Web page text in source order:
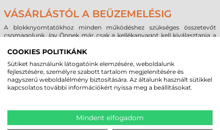
VÁSÁRLÁSTÓL A BEÜZEMELÉSIG
A blokknyomtatókhoz minden működéshez szükséges összetevőt
csomagolunk, így Önnek már csak a kellékanyagot kell kiválasztania a
is segítséget nyújtanak ügyfélszolgálatunkon keresztül.
MEGBÍZHAT BENNÜNK! ISMERJE MEG
VÁSÁRLÓINK VÉLEMÉNYÉT
KÖVESSE BE YOUTUBE CSATORNÁNKAT!
COOKIES POLITIKÁNK
Sütiket használunk látogatóink elemzésére, weboldalunk
fejlesztésére, személyre szabott tartalom megjelenítésére és
nagyszerű weboldalélmény biztosítására. Az általunk használt sütikkel
kapcsolatos további információkért nyissa meg a beállításokat.
Mindent elfogadom